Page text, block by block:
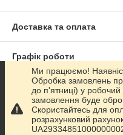
Доставка та оплата
Графік роботи
Повна версія сайту
Сайт створено на
Ми працюємо!
Обробка замовлень
до п'ятниці) у
замовлення буде
Скористайтесь для
розрахунковий